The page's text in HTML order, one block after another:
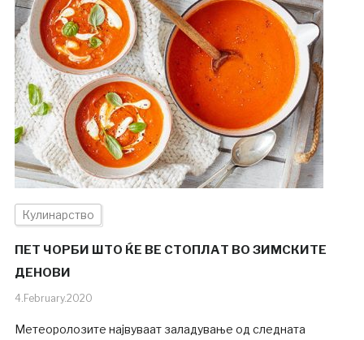
Кулинарство
ПЕТ ЧОРБИ ШТО ЌЕ ВЕ СТОПЛАТ ВО ЗИМСКИТЕ
ДЕНОВИ
4.February.2020
Метеоролозите највуваат заладување од следната